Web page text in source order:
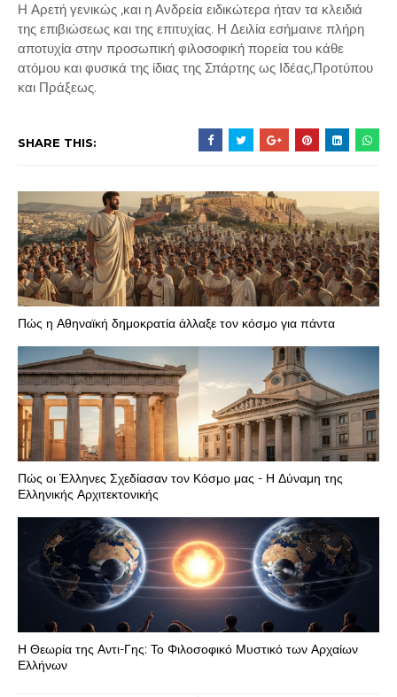
Η Αρετή γενικώς ,και η Ανδρεία ειδικώτερα ήταν τα κλειδιά
της επιβιώσεως και της επιτυχίας. Η Δειλία εσήμαινε πλήρη
αποτυχία στην προσωπική φιλοσοφική πορεία του κάθε
ατόμου και φυσικά της ίδιας της Σπάρτης ως Ιδέας,Προτύπου
και Πράξεως.
SHARE THIS:
Πώς η Αθηναϊκή δημοκρατία άλλαξε τον κόσμο για πάντα
Πώς οι Έλληνες Σχεδίασαν τον Κόσμο μας - Η Δύναμη της
Ελληνικής Αρχιτεκτονικής
Η Θεωρία της Αντι-Γης: Το Φιλοσοφικό Μυστικό των Αρχαίων
Ελλήνων